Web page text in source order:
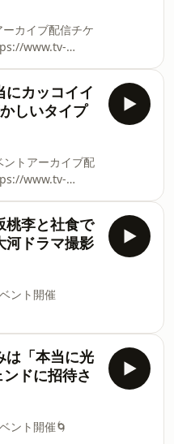
カイブ配信チケ
／番組サムネイ
た2人だから聞
組MCの2人／2
タバコ止めそう
者だったらでき
世界に転生する
がわからない少
喋る友達／漫画も
ゲームセンター
星 銀-」のシビれ
かったことを後
橋よしひろ先生
紅桜／ジャンプ
犬／「犬」と書
野の地元・宮崎
キコ「かくかくし
にカッコイイ
しいタイプ
ントアーカイブ配
ーズが変わってき
軽2速／郷さん
が喪主を務めて
つより喪主の方
とラジオで共演
さ／懐かしさに
働きたい気持ち
家に帰りたいと思
ツのプリントや
と辞める人の気
ついての怒り／
！」／なんのア
野が電車で出会
桃李と社食で
河ドラマ撮影
ント開催
www.tv-
gururi-
衣で」／10年前
紀／宅麻伸につ
は「本当に光
ドに招待さ
ント開催🌀